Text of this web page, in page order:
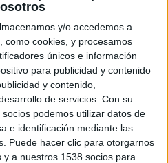
y/o accedemos a
como cookies, y procesamos
únicos e información
para publicidad y contenido
y contenido,
de servicios. Con su
podemos utilizar datos de
e identificación mediante las
Puede hacer clic para otorgarnos
a nuestros 1538 socios para
«chicos, esto no va en serio, es
en esta tercera entrega, el ritmo
en los personajes conocidos y el
escatimando los asesinatos a dos
(¿se cortarían esas escenas en
final?). También, a veces, el
Art lo convierte en carne de meme,
espeluznante que poseían sus
todo eso carece de importancia
navideño nos retrotrae a los
Art sigue vivito y descuartizando.